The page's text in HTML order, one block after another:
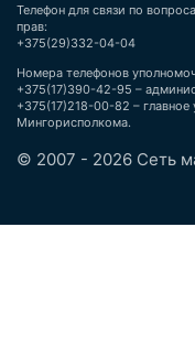
Телефон для связи по
прав:
+375(29)332-04-04
Номера телефонов
+375(17)390-42-95 –
+375(17)218-00-82 – главное
Мингорисполкома.
© 2007 - 2026 Сеть